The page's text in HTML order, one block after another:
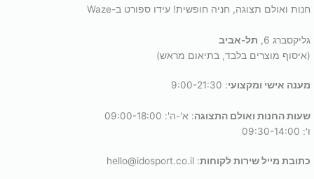
חנות ואולם תצוגה, חניה חופשית! עידו ספורט ב-Waze
גליקסברג 6,
תל-אביב
(איסוף מוצרים בלבד, בתיאום מראש)
מענה אישי ומקצועי: 9:00-21:30
שעות החנות ואולם התצוגה: א'-ה': 09:00-18:00
ו': 09:30-14:00
כתובת מייל שירות לקוחות: hello@idosport.co.il